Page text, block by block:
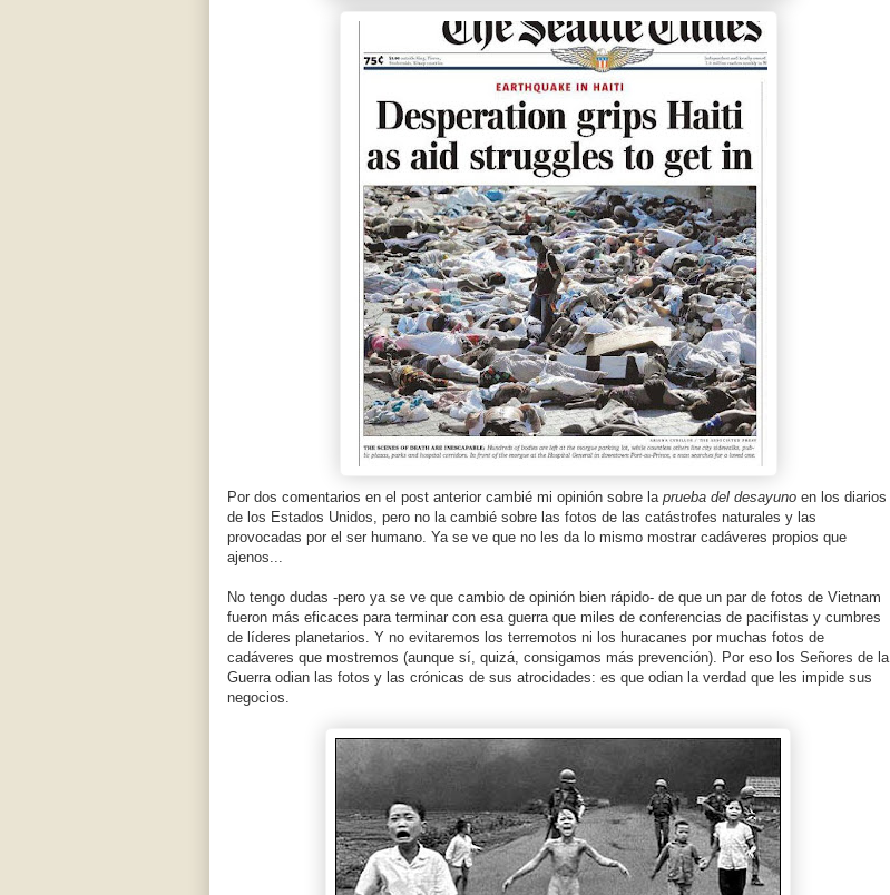
Por dos comentarios en el post anterior cambié mi opinión sobre la prueba del desayuno en los diarios
de los Estados Unidos, pero no la cambié sobre las fotos de las catástrofes naturales y las
provocadas por el ser humano. Ya se ve que no les da lo mismo mostrar cadáveres propios que
ajenos...
No tengo dudas -pero ya se ve que cambio de opinión bien rápido- de que un par de fotos de Vietnam
fueron más eficaces para terminar con esa guerra que miles de conferencias de pacifistas y cumbres
de líderes planetarios. Y no evitaremos los terremotos ni los huracanes por muchas fotos de
cadáveres que mostremos (aunque sí, quizá, consigamos más prevención). Por eso los Señores de la
Guerra odian las fotos y las crónicas de sus atrocidades: es que odian la verdad que les impide sus
negocios.